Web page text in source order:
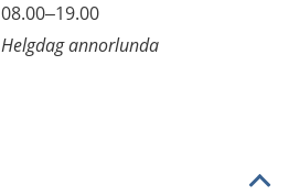
08.00–19.00
Helgdag annorlunda